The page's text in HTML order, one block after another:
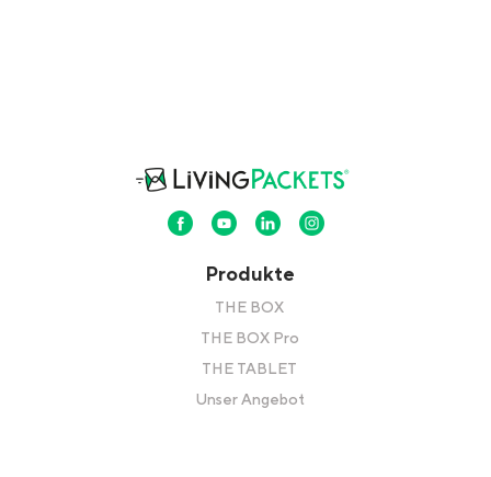
Produkte
THE BOX
THE BOX Pro
THE TABLET
Unser Angebot